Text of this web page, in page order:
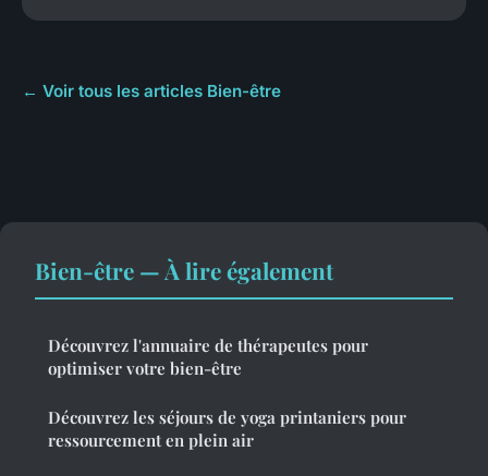
← Voir tous les articles Bien-être
Bien-être — À lire également
Découvrez l'annuaire de thérapeutes pour
optimiser votre bien-être
Découvrez les séjours de yoga printaniers pour
ressourcement en plein air